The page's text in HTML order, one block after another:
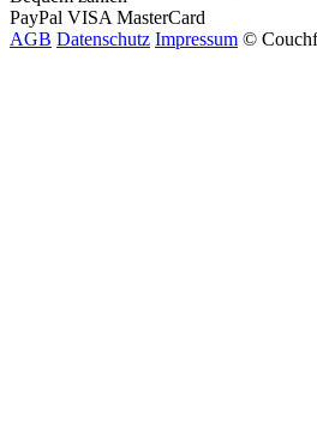
PayPal VISA MasterCard
AGB Datenschutz Impressum ©